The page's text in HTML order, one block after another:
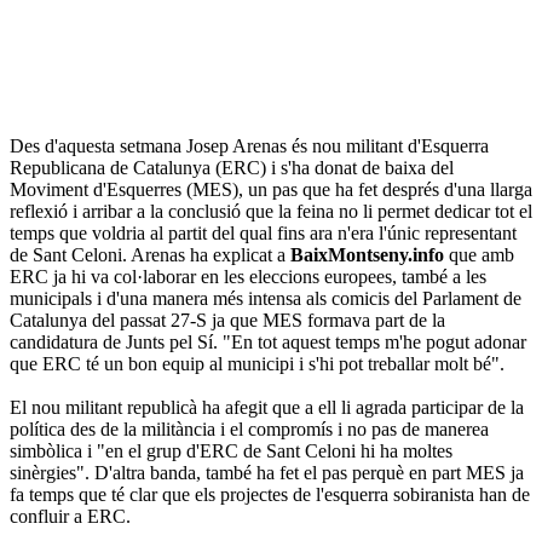
Des d'aquesta setmana Josep Arenas és nou militant d'Esquerra
Republicana de Catalunya (ERC) i s'ha donat de baixa del
Moviment d'Esquerres (MES), un pas que ha fet després d'una llarga
reflexió i arribar a la conclusió que la feina no li permet dedicar tot el
temps que voldria al partit del qual fins ara n'era l'únic representant
de Sant Celoni. Arenas ha explicat a BaixMontseny.info que amb
ERC ja hi va col·laborar en les eleccions europees, també a les
municipals i d'una manera més intensa als comicis del Parlament de
Catalunya del passat 27-S ja que MES formava part de la
candidatura de Junts pel Sí. "En tot aquest temps m'he pogut adonar
que ERC té un bon equip al municipi i s'hi pot treballar molt bé".
El nou militant republicà ha afegit que a ell li agrada participar de la
política des de la militància i el compromís i no pas de manerea
simbòlica i "en el grup d'ERC de Sant Celoni hi ha moltes
sinèrgies". D'altra banda, també ha fet el pas perquè en part MES ja
fa temps que té clar que els projectes de l'esquerra sobiranista han de
confluir a ERC.